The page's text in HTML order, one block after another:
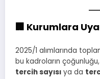
🏢 Kurumlara
2025/1 alımlarında
bu kadroların çoğunluğu,
tercih sayısı ya da